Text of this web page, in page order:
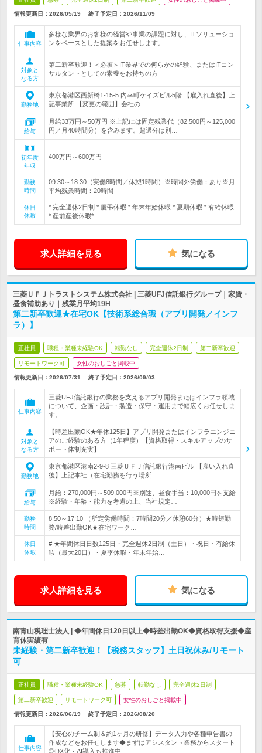
情報更新日：2026/05/19 終了予定日： 2026/11/09
仕事内容
多様な業界のお客様の経営や事業の課題に対し、ITソリューショ
ンをベースとした提案をお任せします。
対象と
なる方
第二新卒歓迎！＜必須＞IT業界での何らかの経験、またはITコン
サルタントとしての素養をお持ちの方
勤務地
東京都港区西新橋1-15-5 内幸町ケイズビル5階 【雇入れ直後】上
記事業所 【変更の範囲】会社の…
給与
月給33万円～50万円 ※上記には固定残業代（82,500円～125,000
円／月40時間分）を含みます。超過分は別…
初年度
年収
400万円～600万円
勤務
時間
09:30～18:30（実働8時間／休憩1時間）※時間外労働：あり※月
平均残業時間：20時間
休日
休暇
* 完全週休2日制 * 慶弔休暇 * 年末年始休暇 * 夏期休暇 * 有給休暇
* 産前産後休暇* …
求人詳細を見る 気になる
三菱ＵＦＪトラストシステム株式会社 | 三菱UFJ信託銀行グループ｜家賃・
昼食補助あり｜残業月平均19H
第二新卒歓迎★在宅OK【技術系総合職（アプリ開発／インフ
ラ）】
正社員 職種・業種未経験OK 転勤なし 完全週休2日制 第二新卒歓迎
リモートワーク可 女性のおしごと掲載中
情報更新日：2026/07/31 終了予定日： 2026/09/03
仕事内容
三菱UFJ信託銀行の業務を支えるアプリ開発またはインフラ領域
について、企画・設計・製造・保守・運用まで幅広くお任せしま
す。
対象と
なる方
【時差出勤OK★年休125日】アプリ開発またはインフラエンジニ
アのご経験のある方（1年程度）【資格取得・スキルアップのサ
ポート体制充実】
勤務地
東京都港区港南2-9-8 三菱ＵＦＪ信託銀行港南ビル 【雇い入れ直
後】上記本社（在宅勤務を行う場所…
給与
月給：270,000円～509,000円※別途、昼食手当：10,000円を支給
※経験・年齢・能力を考慮の上、当社規定…
勤務
時間
8:50～17:10 （所定労働時間：7時間20分／休憩60分）★時短勤
務/時差出勤OK★在宅ワーク…
休日
休暇
# ★年間休日日数125日・完全週休2日制（土日）・祝日・有給休
暇（最大20日）・夏季休暇・年末年始…
求人詳細を見る 気になる
南青山税理士法人 | ◆年間休日120日以上◆時差出勤OK◆資格取得支援◆産
育休実績有
未経験・第二新卒歓迎！【税務スタッフ】土日祝休み/リモート
可
正社員 職種・業種未経験OK 急募 転勤なし 完全週休2日制
第二新卒歓迎 リモートワーク可 女性のおしごと掲載中
情報更新日：2026/06/19 終了予定日： 2026/08/20
仕事内容
【安心のチーム制＆約1ヶ月の研修】データ入力や各種申告書の
作成などをお任せします◆まずはアシスタント業務からスタート
◎DX化・AI導入も推進中